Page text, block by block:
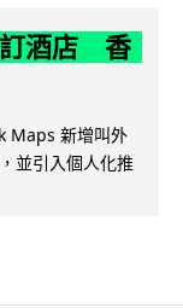
訂酒店 香
Maps 新增叫外
並引入個人化推